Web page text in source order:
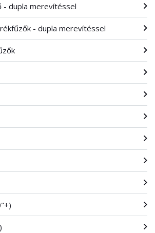
- dupla merevítéssel
- dupla merevítéssel